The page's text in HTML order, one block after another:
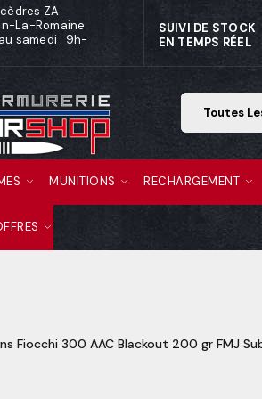
cèdres ZA
La-Romaine
samedi : 9h-
SUIVI DE STOCK
EN TEMPS RÉEL
MUNITIONS RECHARGEMENT
Fiocchi 300 AAC Blackout 200 gr FMJ